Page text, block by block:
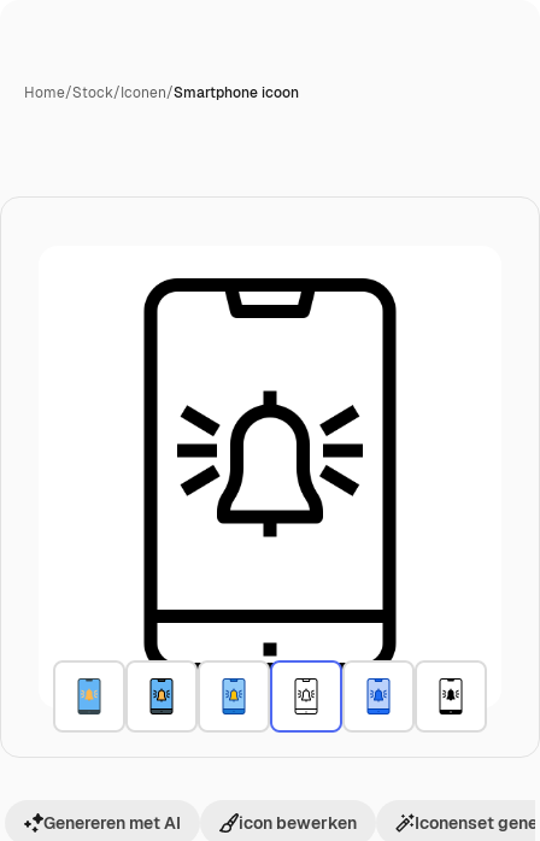
Home/Stock/Iconen/Smartphone icoon
Genereren met AI icon bewerken Iconenset